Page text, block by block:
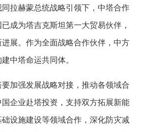
拉赫蒙总统战略引领下，中塔合作
成为塔吉克斯坦第一大贸易伙伴，
展。作为全面战略合作伙伴，中方
中塔命运共同体。
加强发展战略对接，推动各领域合
企业赴塔投资，支持双方拓展新能
设施建设等领域合作，深化防灾减